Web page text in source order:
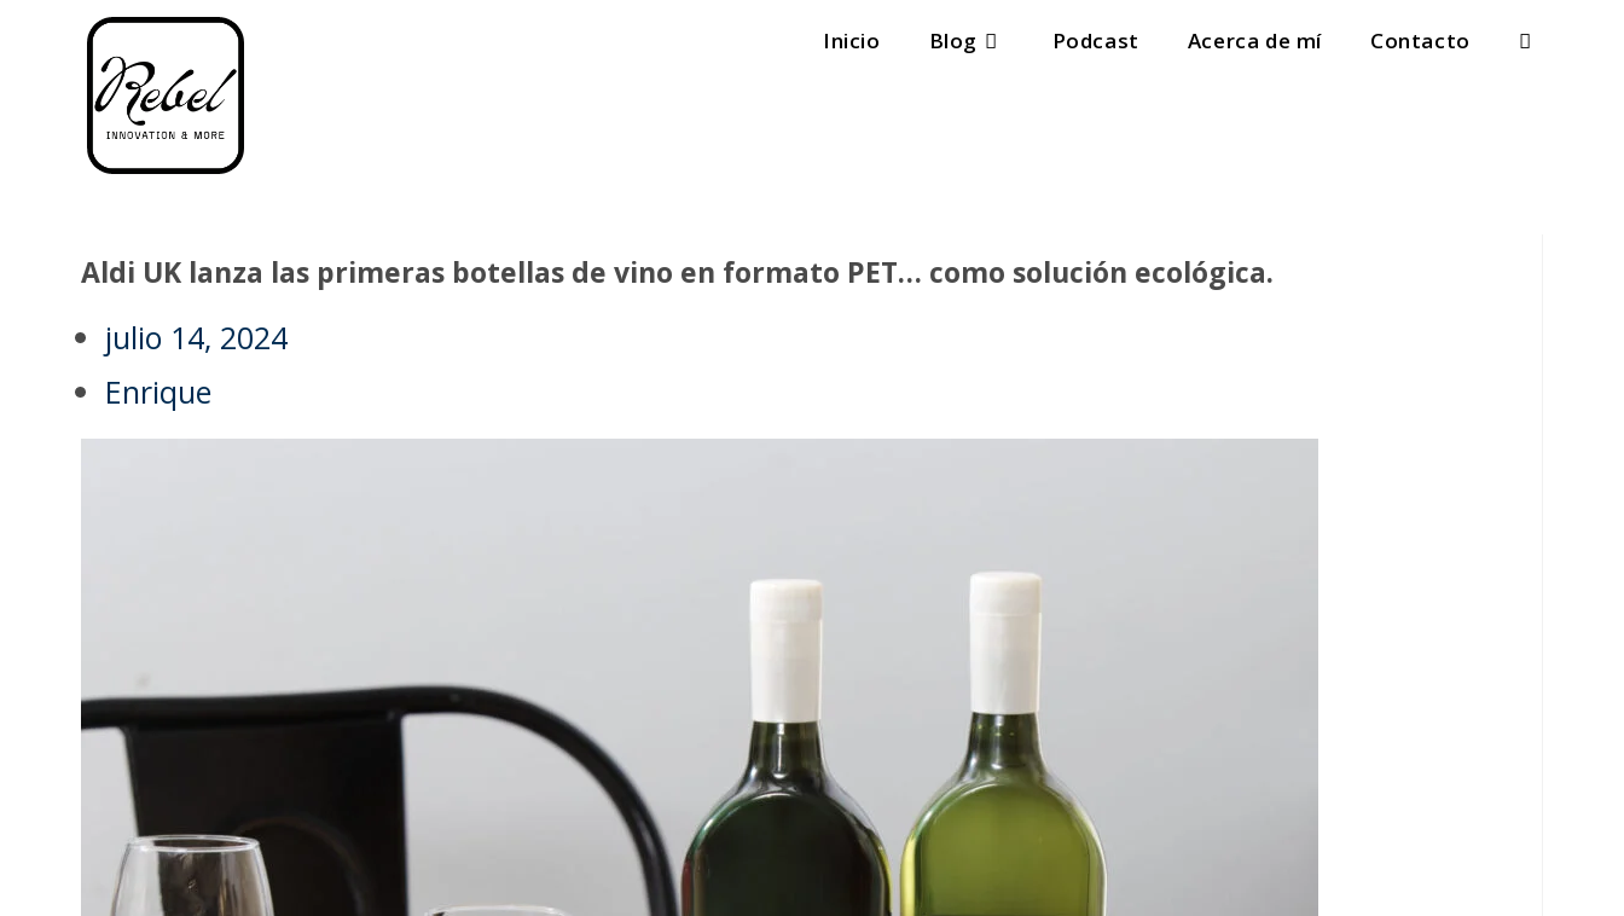
Inicio Blog Podcast Acerca de mí Contacto
Aldi UK lanza las primeras botellas de vino en formato PET… como solución ecológica.
julio 14, 2024
Enrique